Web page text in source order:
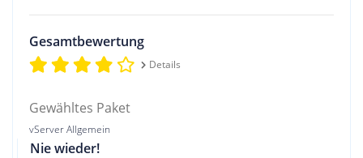
Gesamtbewertung
Details
Gewähltes Paket
vServer Allgemein
Nie wieder!